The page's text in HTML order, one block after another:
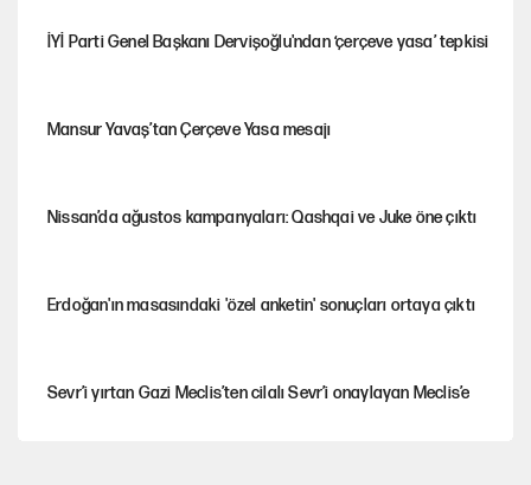
İYİ Parti Genel Başkanı Dervişoğlu'ndan ‘çerçeve yasa’ tepkisi
Mansur Yavaş’tan Çerçeve Yasa mesajı
Nissan’da ağustos kampanyaları: Qashqai ve Juke öne çıktı
Erdoğan'ın masasındaki 'özel anketin' sonuçları ortaya çıktı
Sevr’i yırtan Gazi Meclis’ten cilalı Sevr’i onaylayan Meclis’e